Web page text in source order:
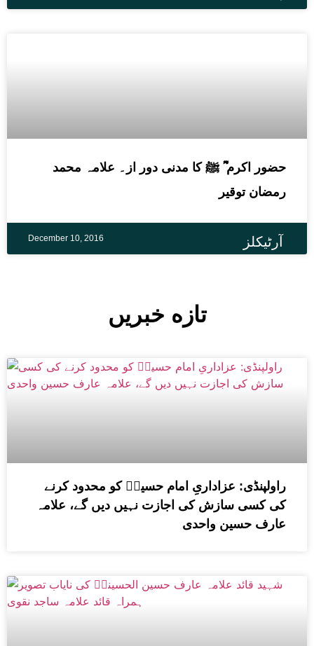
آرٹیکلز
حضور اکرم ؓ ﷺ کا مدنی دور از۔ علامہ محمد
رمضان توقیر
December 10, 2016
تازه خبریں
راولپنڈی: عزاداریِ امام حسینؑ کو محدود کرنے
کی کسی سازش کی اجازت نہیں دیں گے، علامہ
عارف حسین واحدی